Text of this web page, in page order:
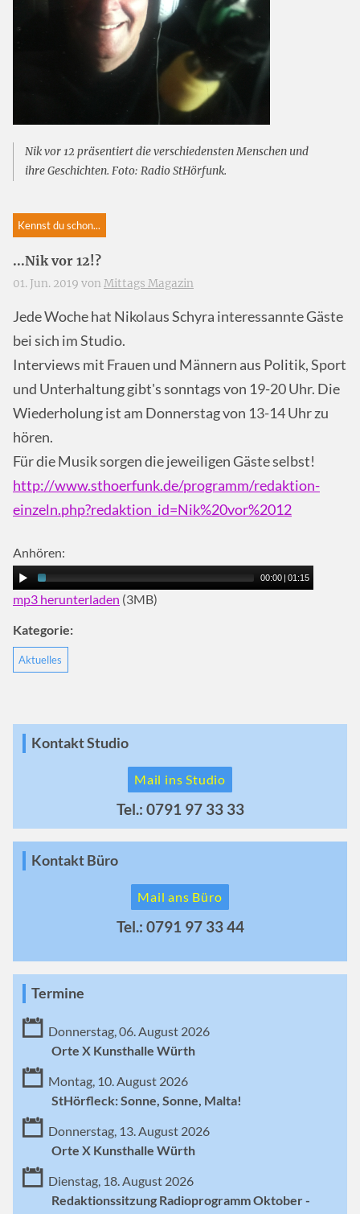
Nik vor 12 präsentiert die verschiedensten Menschen und
ihre Geschichten. Foto: Radio StHörfunk.
Kennst du schon...
...Nik vor 12!?
01. Jun. 2019 von Mittags Magazin
Jede Woche hat Nikolaus Schyra interessannte Gäste
bei sich im Studio.
Interviews mit Frauen und Männern aus Politik, Sport
und Unterhaltung gibt's sonntags von 19-20 Uhr. Die
Wiederholung ist am Donnerstag von 13-14 Uhr zu
hören.
Für die Musik sorgen die jeweiligen Gäste selbst!
http://www.sthoerfunk.de/programm/redaktion-
einzeln.php?redaktion_id=Nik%20vor%2012
Anhören:
00:00 | 01:15
mp3 herunterladen (3MB)
Kategorie:
Aktuelles
Kontakt Studio
Mail ins Studio
Tel.: 0791 97 33 33
Kontakt Büro
Mail ans Büro
Tel.: 0791 97 33 44
Termine
Donnerstag, 06. August 2026
Orte X Kunsthalle Würth
Montag, 10. August 2026
StHörfleck: Sonne, Sonne, Malta!
Donnerstag, 13. August 2026
Orte X Kunsthalle Würth
Dienstag, 18. August 2026
Redaktionssitzung Radioprogramm Oktober -